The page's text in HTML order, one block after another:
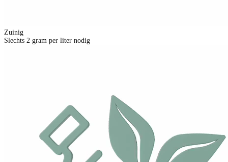
Zuinig
Slechts 2 gram per liter nodig